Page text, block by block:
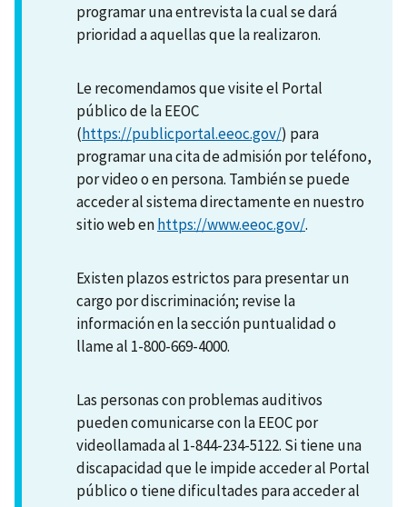
programar una entrevista la cual se dará
prioridad a aquellas que la realizaron.
Le recomendamos que visite el Portal
público de la EEOC
(https://publicportal.eeoc.gov/) para
programar una cita de admisión por teléfono,
por video o en persona. También se puede
acceder al sistema directamente en nuestro
sitio web enhttps://www.eeoc.gov/.
Existen plazos estrictos para presentar un
cargo por discriminación; revise la
información en la sección puntualidad o
llame al 1-800-669-4000.
Las personas con problemas auditivos
pueden comunicarse con la EEOC por
videollamada al 1-844-234-5122. Si tiene una
discapacidad que le impide acceder al Portal
público o tiene dificultades para acceder al